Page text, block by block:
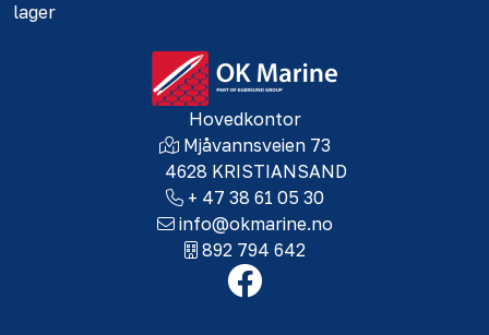
lager
Hovedkontor
Mjåvannsveien 73
4628 KRISTIANSAND
+ 47 38 61 05 30
info@okmarine.no
892 794 642